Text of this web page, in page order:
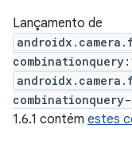
Lançamento de
1.6.1 contém estes